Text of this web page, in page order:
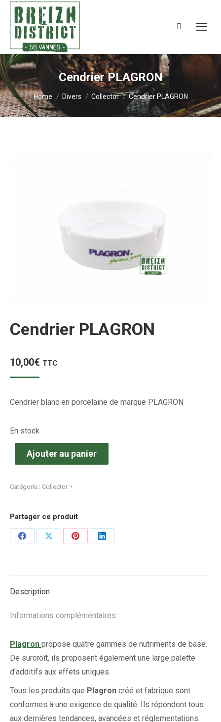
Search:
Cendrier PLAGRON
You are here:
Home Divers Collector Cendrier PLAGRON
Cendrier PLAGRON
10,00€ TTC
Cendrier blanc en porcelaine de marque PLAGRON
En stock
Ajouter au panier
Catégorie : Collector
Partager ce produit
Share
Share
Share
Share
Description
Informations complémentaires
Plagron propose quatre gammes de nutriments de base.
De surcroît, ils proposent également une large palette
d’additifs aux effets uniques.
Tous les produits que Plagron créé et fabrique sont
conformes à une exigence de qualité. Ils répondent tous
aux dernières tendances, avancées et réglementations.